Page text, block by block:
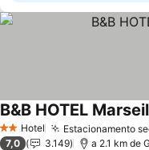
2 Estrelas
Hotel Estacionamento
B&B HOTEL
7,0 3.149 a 2.1 km de